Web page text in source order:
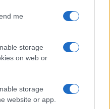
me
storage
on web or
storage
website or app.
l’economia russa